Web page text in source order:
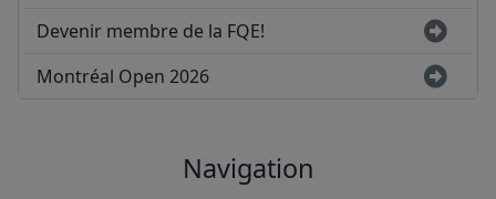
Devenir membre de la FQE!
Montréal Open 2026
Navigation